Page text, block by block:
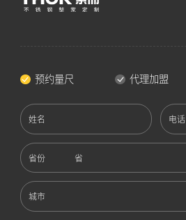
预约量尺 代理加盟
姓名 电话
省份
城市